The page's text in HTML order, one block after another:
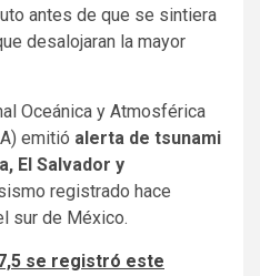
antes de que se sintiera
desalojaran la mayor
Oceánica y Atmosférica
emitió alerta de tsunami
El Salvador y
registrado hace
sur de México.
se registró este